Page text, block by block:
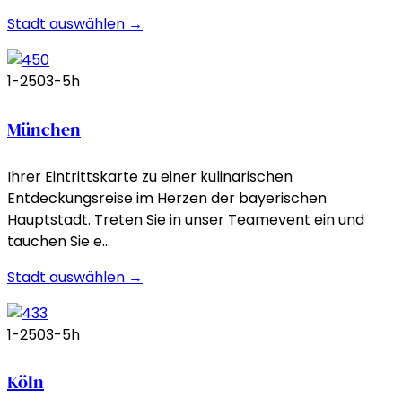
Stadt auswählen →
1-2503-5h
München
Ihrer Eintrittskarte zu einer kulinarischen
Entdeckungsreise im Herzen der bayerischen
Hauptstadt. Treten Sie in unser Teamevent ein und
tauchen Sie e…
Stadt auswählen →
1-2503-5h
Köln